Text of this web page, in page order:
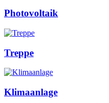
Photovoltaik
Treppe
Klimaanlage